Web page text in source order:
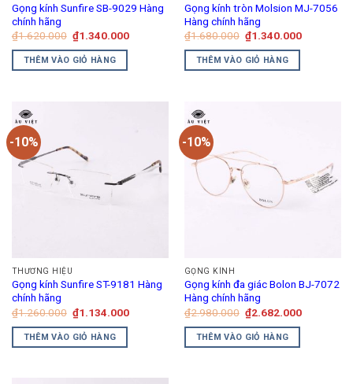
Gọng kính Sunfire SB-9029 Hàng
chính hãng
₫1.620.000 Giá
gốc
là:
₫1.620.000.
₫1.340.000Giá
THÊM VÀO GIỎ HÀNG
Gọng kính tròn Molsion MJ-7056
Hàng chính hãng
₫1.680.000 Giá
gốc
là:
₫1.680.000.
₫1.340.000Giá
THÊM VÀO GIỎ HÀNG
-10%
THƯƠNG HIỆU
Gọng kính Sunfire ST-9181 Hàng
chính hãng
₫1.260.000 Giá
gốc
là:
₫1.260.000.
₫1.134.000Giá
THÊM VÀO GIỎ HÀNG
-10%
GỌNG KÍNH
Gọng kính đa giác Bolon BJ-7072
Hàng chính hãng
₫2.980.000 Giá
gốc
là:
₫2.980.000.
₫2.682.000Giá
THÊM VÀO GIỎ HÀNG